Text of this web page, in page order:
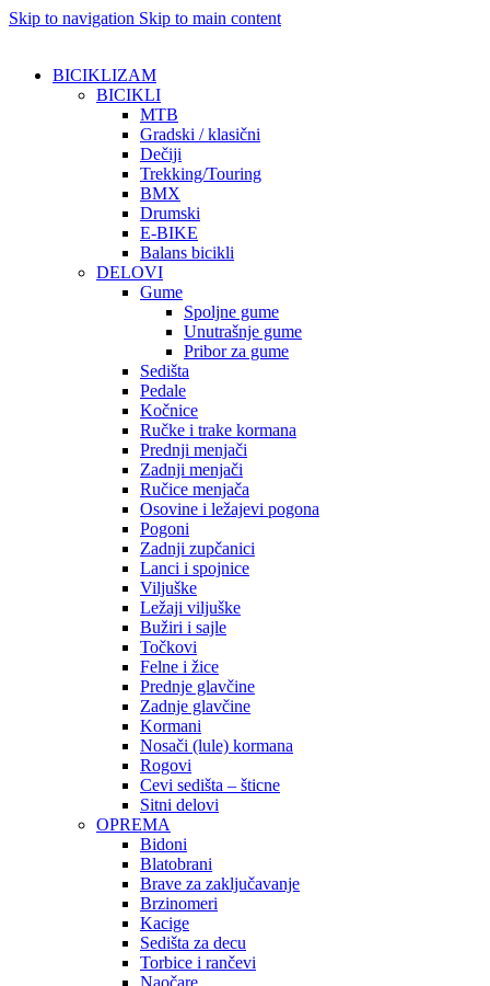
Skip to navigation Skip to main content
BICIKLIZAM
BICIKLI
MTB
Gradski / klasični
Dečiji
Trekking/Touring
BMX
Drumski
E-BIKE
Balans bicikli
DELOVI
Gume
Spoljne gume
Unutrašnje gume
Pribor za gume
Sedišta
Pedale
Kočnice
Ručke i trake kormana
Prednji menjači
Zadnji menjači
Ručice menjača
Osovine i ležajevi pogona
Pogoni
Zadnji zupčanici
Lanci i spojnice
Viljuške
Ležaji viljuške
Bužiri i sajle
Točkovi
Felne i žice
Prednje glavčine
Zadnje glavčine
Kormani
Nosači (lule) kormana
Rogovi
Cevi sedišta – šticne
Sitni delovi
OPREMA
Bidoni
Blatobrani
Brave za zaključavanje
Brzinomeri
Kacige
Sedišta za decu
Torbice i rančevi
Naočare